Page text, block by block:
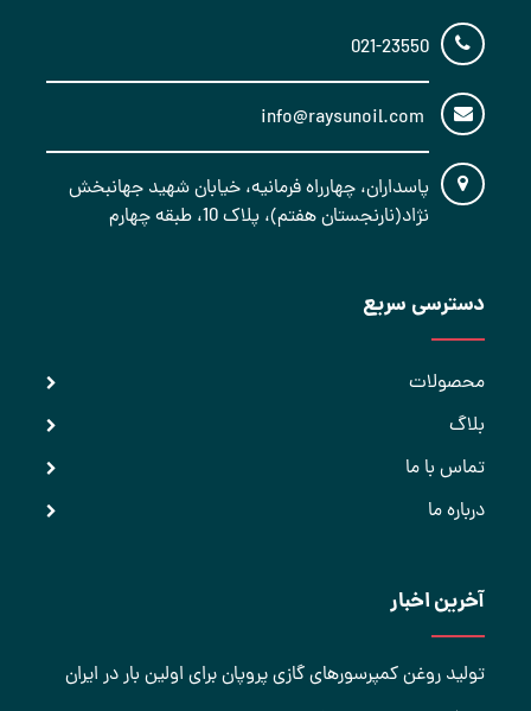
021-23550
پاسداران، چهارراه فرمانیه، خیابان شهید جهانبخش
نژاد(نارنجستان هفتم)، پلاک 10، طبقه چهارم
دسترسی سریع
محصولات
بلاگ
تماس با ما
درباره ما
آخرین اخبار
تولید روغن کمپرسورهای گازی پروپان برای اولین بار در ایران